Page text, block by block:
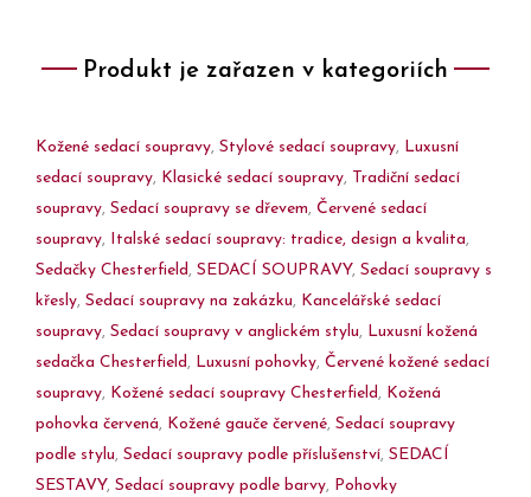
Produkt je zařazen v kategoriích
Kožené sedací soupravy, Stylové sedací soupravy, Luxusní
sedací soupravy, Klasické sedací soupravy, Tradiční sedací
soupravy, Sedací soupravy se dřevem, Červené sedací
soupravy, Italské sedací soupravy: tradice, design a kvalita,
Sedačky Chesterfield, SEDACÍ SOUPRAVY, Sedací soupravy s
křesly, Sedací soupravy na zakázku, Kancelářské sedací
soupravy, Sedací soupravy v anglickém stylu, Luxusní kožená
sedačka Chesterfield, Luxusní pohovky, Červené kožené sedací
soupravy, Kožené sedací soupravy Chesterfield, Kožená
pohovka červená, Kožené gauče červené, Sedací soupravy
podle stylu, Sedací soupravy podle příslušenství, SEDACÍ
SESTAVY, Sedací soupravy podle barvy, Pohovky